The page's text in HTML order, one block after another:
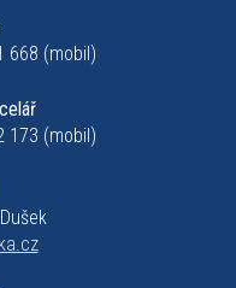
668 (mobil)
173 (mobil)